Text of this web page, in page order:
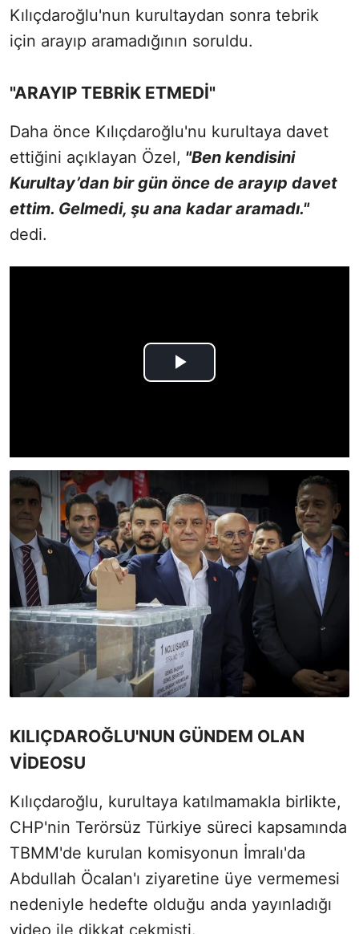
Kılıçdaroğlu'nun kurultaydan sonra tebrik
için arayıp aramadığının soruldu.
"ARAYIP TEBRİK ETMEDİ"
Daha önce Kılıçdaroğlu'nu kurultaya davet
ettiğini açıklayan Özel, "Ben kendisini
Kurultay’dan bir gün önce de arayıp davet
ettim. Gelmedi, şu ana kadar aramadı."
dedi.
KILIÇDAROĞLU'NUN GÜNDEM OLAN
VİDEOSU
Kılıçdaroğlu, kurultaya katılmamakla birlikte,
CHP'nin Terörsüz Türkiye süreci kapsamında
TBMM'de kurulan komisyonun İmralı'da
Abdullah Öcalan'ı ziyaretine üye vermemesi
nedeniyle hedefte olduğu anda yayınladığı
video ile dikkat çekmişti.